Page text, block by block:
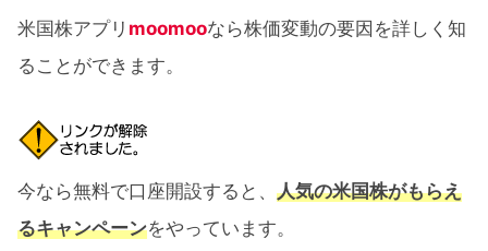
米国株アプリ moomooなら株価変動の要因を詳しく知
ることができます。
今なら無料で口座開設すると、 人気の米国株がもらえ
るキャンペーンをやっています。